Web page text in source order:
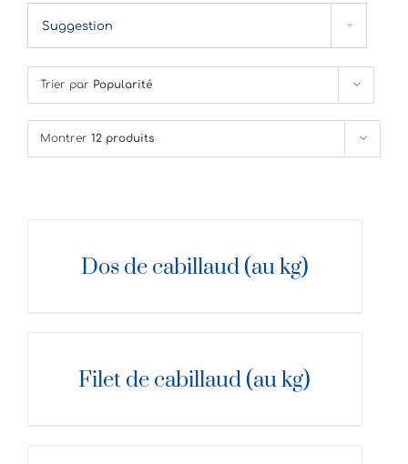
Suggestion
Trier par Popularité
Montrer 12 produits
Dos de cabillaud (au kg)
Filet de cabillaud (au kg)